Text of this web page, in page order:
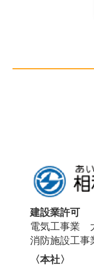
建設業許可
電気工事業
消防施設工
〈本社〉